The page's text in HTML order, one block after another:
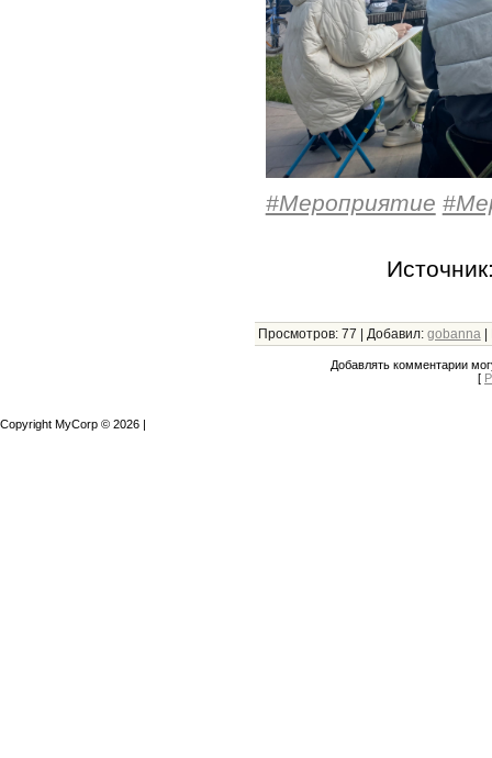
#Мероприятие
Просмотров: 77 | Добавил: gobanna |
Добавлять комментарии
[
Copyright MyCorp © 2026 |